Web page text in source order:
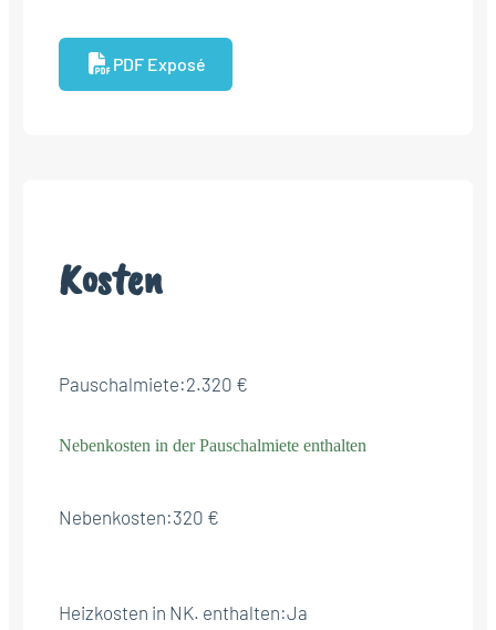
PDF Exposé
Kosten
Pauschalmiete:2.320 €
Nebenkosten in der Pauschalmiete enthalten
Nebenkosten:320 €
Heizkosten in NK. enthalten:Ja